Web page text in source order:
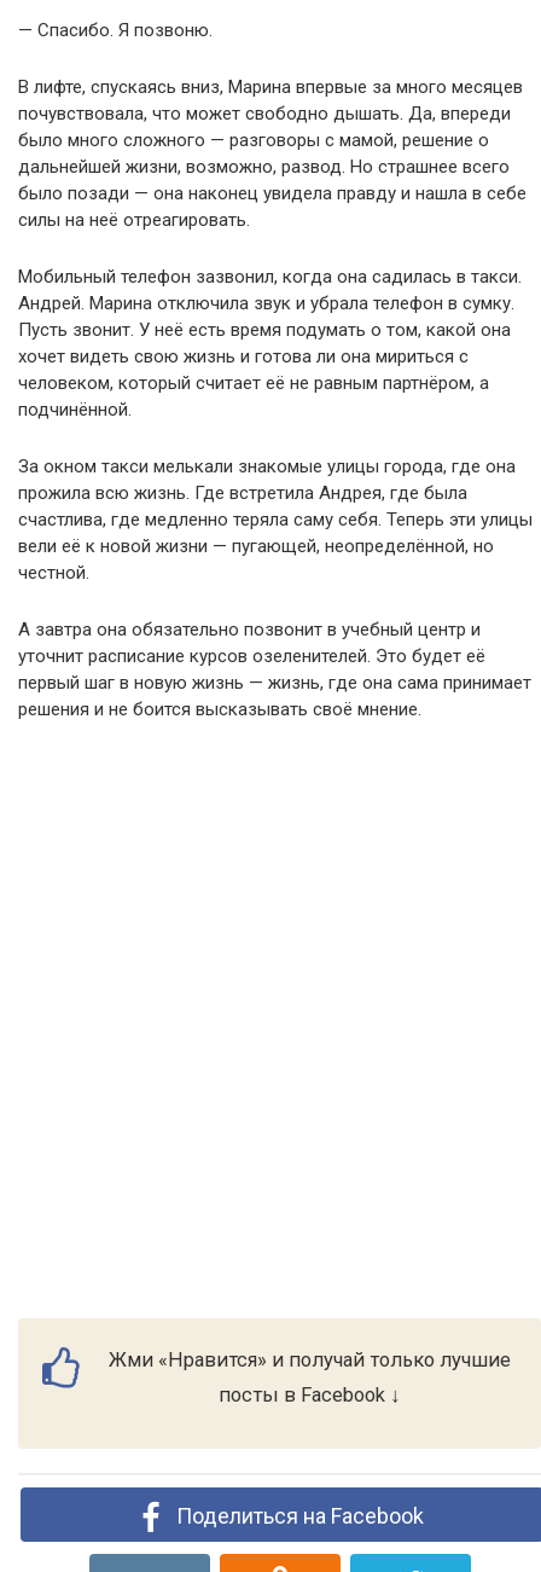
— Спасибо. Я позвоню.
В лифте, спускаясь вниз, Марина впервые за много месяцев
почувствовала, что может свободно дышать. Да, впереди
было много сложного — разговоры с мамой, решение о
дальнейшей жизни, возможно, развод. Но страшнее всего
было позади — она наконец увидела правду и нашла в себе
силы на неё отреагировать.
Мобильный телефон зазвонил, когда она садилась в такси.
Андрей. Марина отключила звук и убрала телефон в сумку.
Пусть звонит. У неё есть время подумать о том, какой она
хочет видеть свою жизнь и готова ли она мириться с
человеком, который считает её не равным партнёром, а
подчинённой.
За окном такси мелькали знакомые улицы города, где она
прожила всю жизнь. Где встретила Андрея, где была
счастлива, где медленно теряла саму себя. Теперь эти улицы
вели её к новой жизни — пугающей, неопределённой, но
честной.
А завтра она обязательно позвонит в учебный центр и
уточнит расписание курсов озеленителей. Это будет её
первый шаг в новую жизнь — жизнь, где она сама принимает
решения и не боится высказывать своё мнение.
Жми «Нравится» и получай только лучшие
посты в Facebook ↓
Поделиться на Facebook